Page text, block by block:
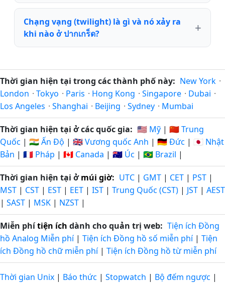
Chạng vạng (twilight) là gì và nó xảy ra
khi nào ở ปากเกร็ด?
Thời gian hiện tại trong các thành phố này: New York ·
London · Tokyo · Paris · Hong Kong · Singapore · Dubai ·
Los Angeles · Shanghai · Beijing · Sydney · Mumbai
Thời gian hiện tại ở các quốc gia: 🇺🇸 Mỹ | 🇨🇳 Trung
Quốc | 🇮🇳 Ấn Độ | 🇬🇧 Vương quốc Anh | 🇩🇪 Đức | 🇯🇵 Nhật
Bản | 🇫🇷 Pháp | 🇨🇦 Canada | 🇦🇺 Úc | 🇧🇷 Brazil |
Thời gian hiện tại ởmúi giờ: UTC | GMT | CET | PST |
MST | CST | EST | EET | IST | Trung Quốc (CST) | JST | AEST
| SAST | MSK | NZST |
Miễn phítiện ích dành cho quản trị web: Tiện ích Đồng
hồ Analog Miễn phí| Tiện ích Đồng hồ số miễn phí| Tiện
ích Đồng hồ chữ miễn phí| Tiện ích Đồng hồ từ miễn phí
Thời gian Unix | Báo thức | Stopwatch | Bộ đếm ngược |